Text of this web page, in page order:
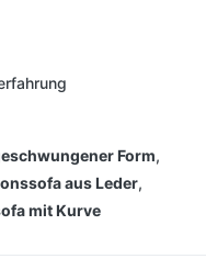
Form,
aus Leder,
mit Kurve